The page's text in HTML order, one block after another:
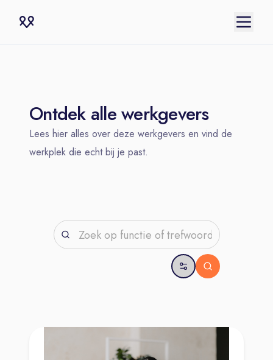
Ontdek alle werkgevers
Lees hier alles over deze werkgevers en vind de
werkplek die echt bij je past.